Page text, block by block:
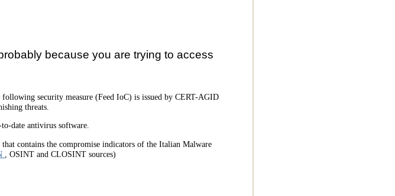
because you are trying to access
security measure (Feed IoC) is issued by CERT-AGID
threats.
date antivirus software.
contains the compromise indicators of the Italian Malware
, OSINT and CLOSINT sources)